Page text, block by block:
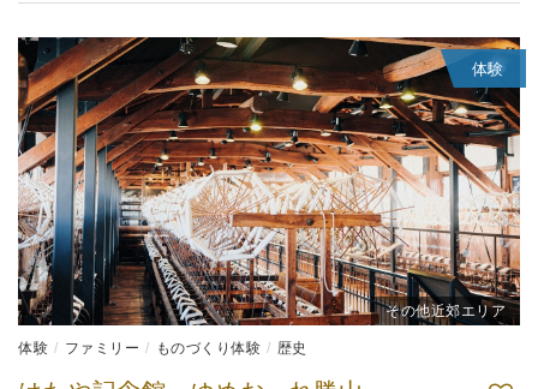
体験
その他近郊エリア
体験 ファミリー ものづくり体験 歴史